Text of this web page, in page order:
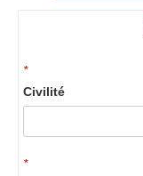
*
Civilité
*